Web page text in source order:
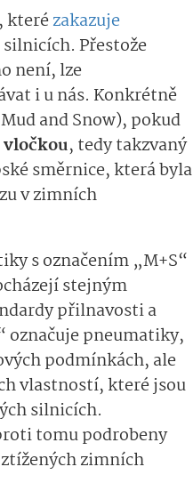
kterézakazuje
Přestože
není, lze
i u nás. Konkrétně
and Snow), pokud
, tedy takzvaný
směrnice, která byla
v zimních
s označením „M+S“
stejným
přilnavosti a
označuje pneumatiky,
podmínkách, ale
vlastností, které jsou
silnicích.
tomu podrobeny
zimních